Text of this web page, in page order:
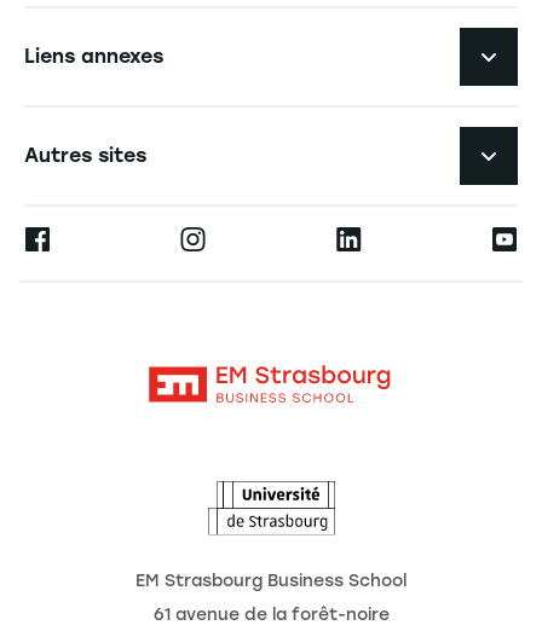
La recherche
Liens annexes
Autres sites
Ernest
EM Strasbourg Business School
61 avenue de la forêt-noire